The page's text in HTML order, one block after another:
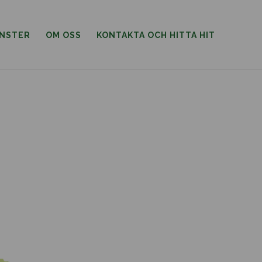
OM OSS KONTAKTA OCH HITTA HIT